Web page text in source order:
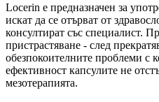
Locerin е предназначен за
искат да се отърват от
консултират със специалист.
пристрастяване - след
обезпокоителните проблеми с
ефективност капсулите не
мезотерапията.